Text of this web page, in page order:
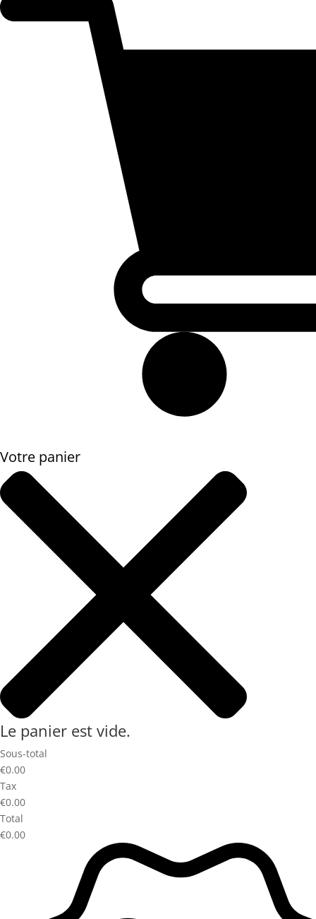
Votre panier
Le panier est vide.
Sous-total
€0.00
Tax
€0.00
Total
€0.00